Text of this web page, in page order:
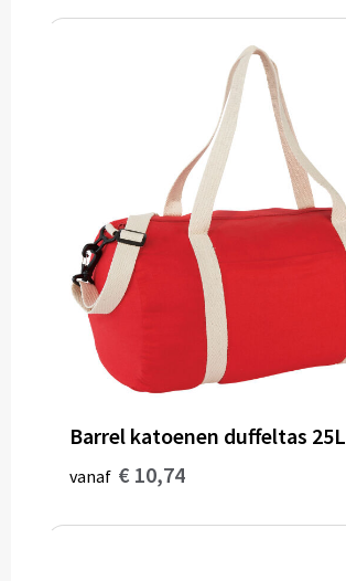
Barrel katoenen duffeltas 25L
vanaf € 10,74